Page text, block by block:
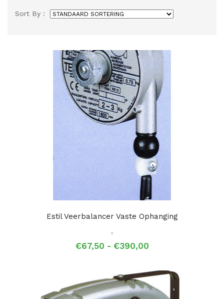
Sort By :
Estil Veerbalancer Vaste Ophanging
,
€67,50 - €390,00Prijsklasse:
€390,00